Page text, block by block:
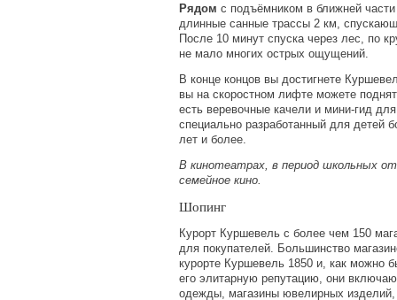
Рядом с подъёмником в ближней
длинные санные трассы 2 км,
После 10 минут спуска через лес, по
не мало многих острых ощущений.
В конце концов вы достигнете
вы на скоростном лифте можете
есть веревочные качели и мини-гид
специально разработанный для детей
лет и более.
В кинотеатрах, в период школьных
семейное кино.
Шопинг
Курорт Куршевель с более чем 150
для покупателей. Большинство
курорте Куршевель 1850 и, как можно
его элитарную репутацию, они
одежды, магазины ювелирных изделий,